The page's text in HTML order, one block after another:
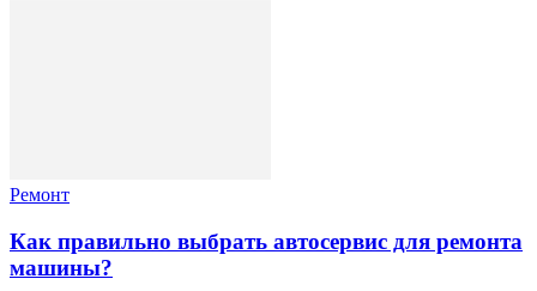
Ремонт
Как правильно выбрать автосервис для ремонта
машины?